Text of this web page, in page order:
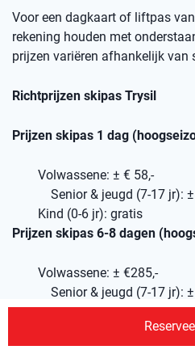
Voor een dagkaart of liftpas
rekening houden met
prijzen variëren afhankelijk van
Richtprijzen skipas Trysil
Prijzen skipas 1 dag
Volwassene: ± € 58,-
Senior & jeugd (7-17 jr):
Kind (0-6 jr): gratis
Prijzen skipas 6-8 dagen
Volwassene: ± €285,-
Senior & jeugd (7-17 jr):
Kind (0-6 jr): gratis
Wil je je skipassen van tevoren
dan aan in je offerte-aanvraag,